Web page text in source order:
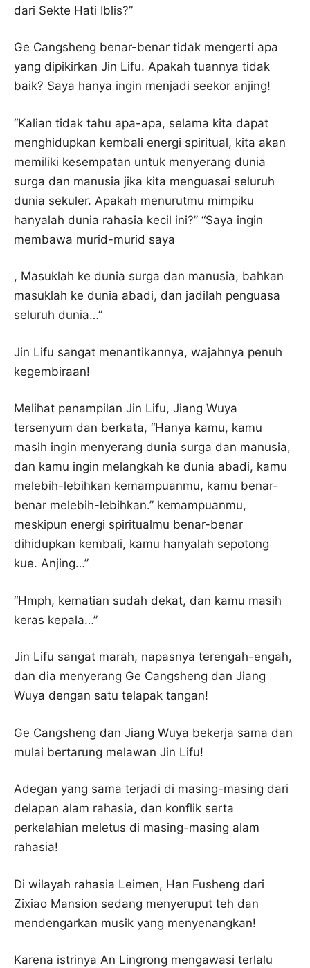
dari Sekte Hati Iblis?”
Ge Cangsheng benar-benar tidak mengerti apa
yang dipikirkan Jin Lifu. Apakah tuannya tidak
baik? Saya hanya ingin menjadi seekor anjing!
“Kalian tidak tahu apa-apa, selama kita dapat
menghidupkan kembali energi spiritual, kita akan
memiliki kesempatan untuk menyerang dunia
surga dan manusia jika kita menguasai seluruh
dunia sekuler. Apakah menurutmu mimpiku
hanyalah dunia rahasia kecil ini?” “Saya ingin
membawa murid-murid saya
, Masuklah ke dunia surga dan manusia, bahkan
masuklah ke dunia abadi, dan jadilah penguasa
seluruh dunia…”
Jin Lifu sangat menantikannya, wajahnya penuh
kegembiraan!
Melihat penampilan Jin Lifu, Jiang Wuya
tersenyum dan berkata, “Hanya kamu, kamu
masih ingin menyerang dunia surga dan manusia,
dan kamu ingin melangkah ke dunia abadi, kamu
melebih-lebihkan kemampuanmu, kamu benar-
benar melebih-lebihkan.” kemampuanmu,
meskipun energi spiritualmu benar-benar
dihidupkan kembali, kamu hanyalah sepotong
kue. Anjing…”
“Hmph, kematian sudah dekat, dan kamu masih
keras kepala…”
Jin Lifu sangat marah, napasnya terengah-engah,
dan dia menyerang Ge Cangsheng dan Jiang
Wuya dengan satu telapak tangan!
Ge Cangsheng dan Jiang Wuya bekerja sama dan
mulai bertarung melawan Jin Lifu!
Adegan yang sama terjadi di masing-masing dari
delapan alam rahasia, dan konflik serta
perkelahian meletus di masing-masing alam
rahasia!
Di wilayah rahasia Leimen, Han Fusheng dari
Zixiao Mansion sedang menyeruput teh dan
mendengarkan musik yang menyenangkan!
Karena istrinya An Lingrong mengawasi terlalu